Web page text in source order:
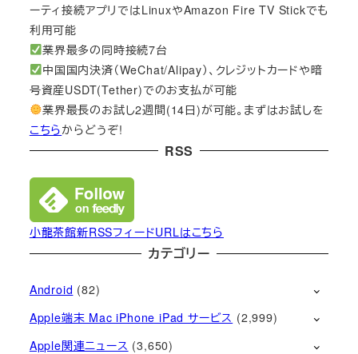
ーティ接続アプリではLinuxやAmazon Fire TV Stickでも
利用可能
業界最多の同時接続7台
中国国内決済（WeChat/Alipay）、クレジットカードや暗
号資産USDT(Tether)でのお支払が可能
業界最長のお試し2週間(14日)が可能。まずはお試しを
こちらからどうぞ!
RSS
小龍茶館新RSSフィードURLはこちら
カテゴリー
Android (82)
Apple端末 Mac iPhone iPad サービス (2,999)
Apple関連ニュース (3,650)